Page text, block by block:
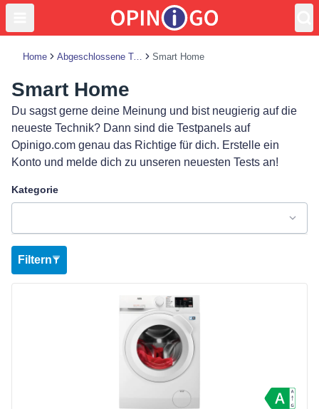
Home Abgeschlossene Tests Smart Home
Smart Home
Du sagst gerne deine Meinung und bist neugierig auf die
neueste Technik? Dann sind die Testpanels auf
Opinigo.com genau das Richtige für dich. Erstelle ein
Konto und melde dich zu unseren neuesten Tests an!
Kategorie
Filtern